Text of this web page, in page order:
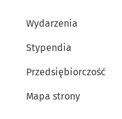
Wydarzenia
Stypendia
Przedsiębiorczość
Mapa strony